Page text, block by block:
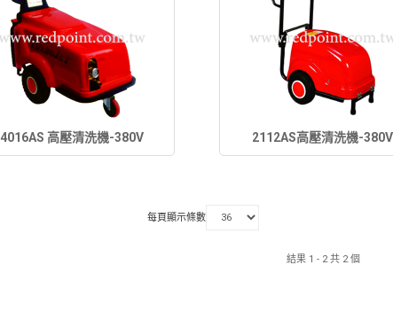
4016AS 高壓清洗機-380V 2112AS高壓清洗機-380V
每頁顯示條數
結果 1 - 2 共 2 個